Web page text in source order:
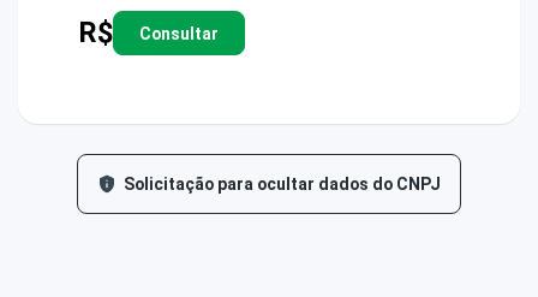
R$ Consultar
Solicitação para ocultar dados do CNPJ